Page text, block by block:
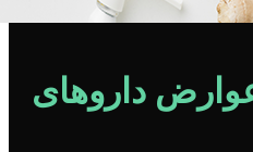
داروهای